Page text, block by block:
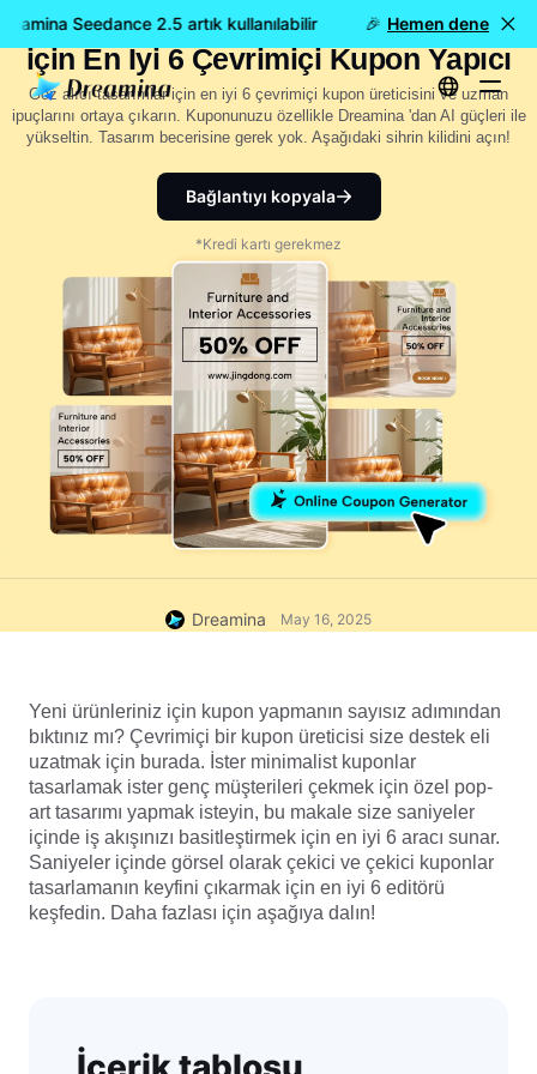
Seedance 2.5 artık kullanılabilir 🎉 Yeni model
Hemen dene
Tasarım Görevlerinizi Kolaylaştırmak
için En İyi 6 Çevrimiçi Kupon Yapıcı
Göz alıcı tasarımlar için en iyi 6 çevrimiçi kupon üreticisini ve uzman
ipuçlarını ortaya çıkarın. Kuponunuzu özellikle Dreamina 'dan AI güçleri ile
yükseltin. Tasarım becerisine gerek yok. Aşağıdaki sihrin kilidini açın!
Bağlantıyı kopyala
*Kredi kartı gerekmez
Dreamina May 16, 2025
Yeni ürünleriniz için kupon yapmanın sayısız adımından
bıktınız mı? Çevrimiçi bir kupon üreticisi size destek eli
uzatmak için burada. İster minimalist kuponlar
tasarlamak ister genç müşterileri çekmek için özel pop-
art tasarımı yapmak isteyin, bu makale size saniyeler
içinde iş akışınızı basitleştirmek için en iyi 6 aracı sunar.
Saniyeler içinde görsel olarak çekici ve çekici kuponlar
tasarlamanın keyfini çıkarmak için en iyi 6 editörü
keşfedin. Daha fazlası için aşağıya dalın!